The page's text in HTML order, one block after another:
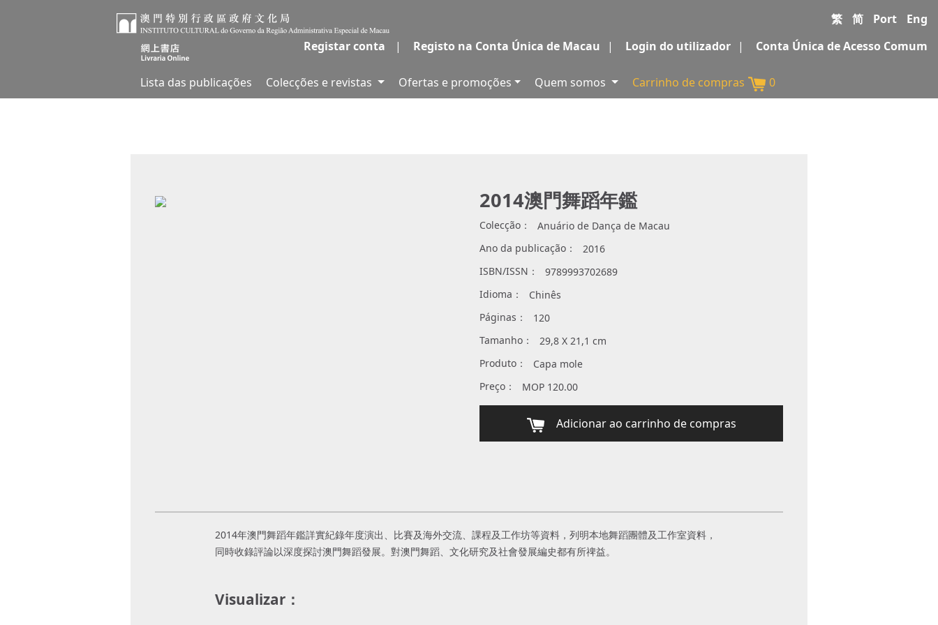
繁 简 Port
Eng
Registar conta
| Registo na Conta Única de Macau | Login do utilizador | Conta Única de Acesso Comum
Lista das publicações Colecções e revistas Ofertas e promoções Quem somos Carrinho de compras 0
2014澳門舞蹈年鑑
Colecção：
Anuário de Dança de Macau
Ano da publicação：
2016
ISBN/ISSN：
9789993702689
Idioma：
Chinês
Páginas：
120
Tamanho：
29,8 X 21,1 cm
Produto：
Capa mole
Preço：
MOP 120.00
Adicionar ao carrinho de compras
2014年澳門舞蹈年鑑詳實紀錄年度演出、比賽及海外交流、課程及工作坊等資料，列明本地舞蹈團體及工作室資料，
同時收錄評論以深度探討澳門舞蹈發展。對澳門舞蹈、文化研究及社會發展編史都有所禆益。
Visualizar：